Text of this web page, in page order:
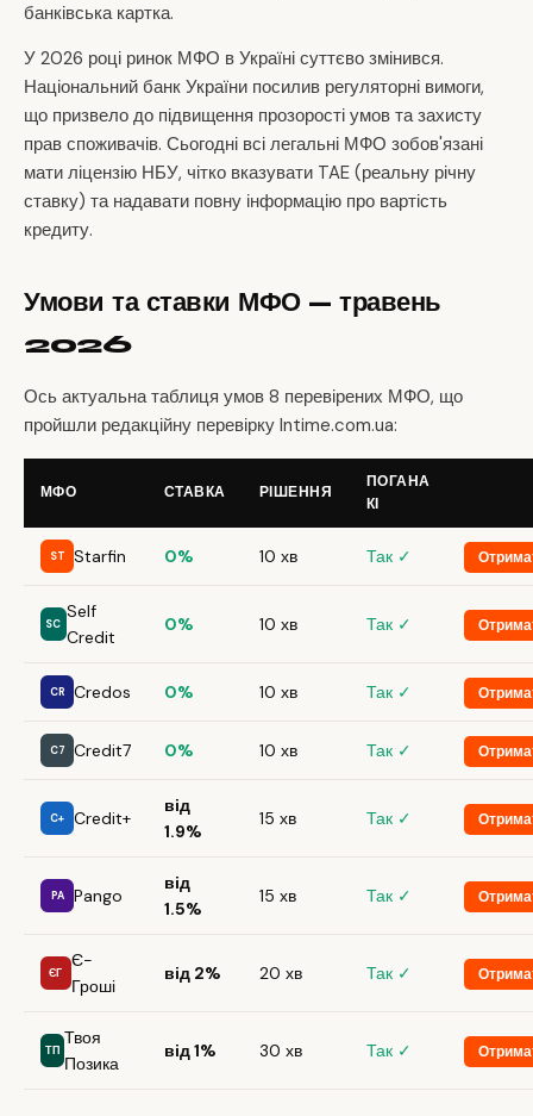
банківська картка.
У 2026 році ринок МФО в Україні суттєво змінився.
Національний банк України посилив регуляторні вимоги,
що призвело до підвищення прозорості умов та захисту
прав споживачів. Сьогодні всі легальні МФО зобов'язані
мати ліцензію НБУ, чітко вказувати TAE (реальну річну
ставку) та надавати повну інформацію про вартість
кредиту.
Умови та ставки МФО — травень
2026
Ось актуальна таблиця умов 8 перевірених МФО, що
пройшли редакційну перевірку Intime.com.ua:
МФО СТАВКА РІШЕННЯ
ПОГАНА
КІ
ST Starfin 0% 10 хв Так ✓
SC
Self
Credit
0% 10 хв Так ✓
CR Credos 0% 10 хв Так ✓
C7 Credit7 0% 10 хв Так ✓
C+ Credit+
від
1.9%
15 хв Так ✓
PA Pango
від
1.5%
15 хв Так ✓
ЄГ
Є-
Гроші
від 2% 20 хв Так ✓
ТП
Твоя
Позика
від 1% 30 хв Так ✓